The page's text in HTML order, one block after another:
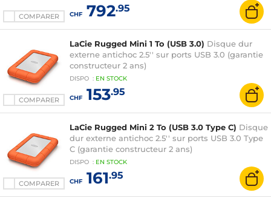
COMPARER CHF792.95
COMPARER
LaCie Rugged Mini 1 To (USB 3.0) Disque dur
externe antichoc 2.5'' sur ports USB 3.0 (garantie
constructeur 2 ans)
DISPO : EN STOCK
CHF153.95
COMPARER
LaCie Rugged Mini 2 To (USB 3.0 Type C) Disque
dur externe antichoc 2.5'' sur ports USB 3.0 Type
C (garantie constructeur 2 ans)
DISPO : EN STOCK
CHF161.95